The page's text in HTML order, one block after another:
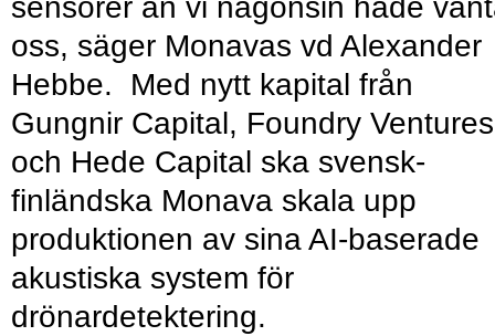
sensorer än vi någonsin hade
oss, säger Monavas vd Alexander
Hebbe. Med nytt kapital från
Gungnir Capital, Foundry Ventures
och Hede Capital ska svensk-
finländska Monava skala upp
produktionen av sina AI-baserade
akustiska system för
drönardetektering.